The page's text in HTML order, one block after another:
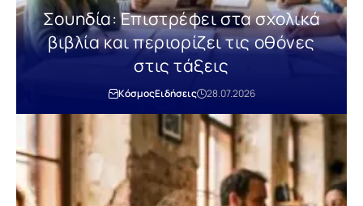
Σουηδία: Επιστρέφει στα σχολικά
βιβλία και περιορίζει τις οθόνες
στις τάξεις
ΚόσμοςΕιδήσεις 28.07.2026